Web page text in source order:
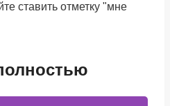
ставить отметку "мне